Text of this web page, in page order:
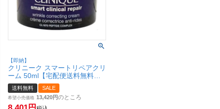
【即納】
クリニーク スマートリペアクリ
ーム 50ml【宅配便送料無料】
(6054374)
送料無料 SALE
希望小売価格 13,420 のところ